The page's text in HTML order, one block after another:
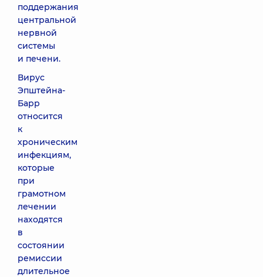
поддержания
центральной
нервной
системы
и печени.
Вирус
Эпштейна-
Барр
относится
к
хроническим
инфекциям,
которые
при
грамотном
лечении
находятся
в
состоянии
ремиссии
длительное